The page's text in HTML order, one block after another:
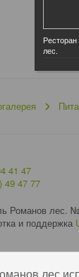
41 47
49 47 77
Романов лес.
и поддержка
лес.